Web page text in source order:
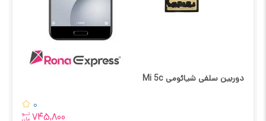
دوربین سلفی شیائومی Mi 5c
0
تــو
مان 745,800